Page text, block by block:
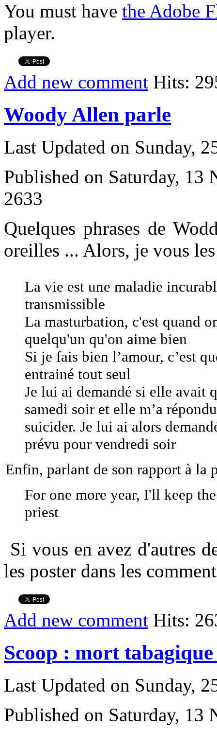
You must have the Adobe
player.
Add new comment Hits:
Woody Allen parle
Last Updated on Sunday,
Published on Saturday, 13
2633
Quelques phrases de
oreilles ... Alors, je vous
La vie est une maladie
transmissible
La masturbation, c'est quand
quelqu'un qu'on aime bien
Si je fais bien l’amour, c’est
entrainé tout seul
Je lui ai demandé si elle avait
samedi soir et elle m’a
suicider. Je lui ai alors
prévu pour vendredi soir
Enfin, parlant de son rapport à la
For one more year, I'll keep
priest
Si vous en avez d'autres
les poster dans les
Add new comment Hits:
Scoop : mort
Last Updated on Sunday,
Published on Saturday, 13